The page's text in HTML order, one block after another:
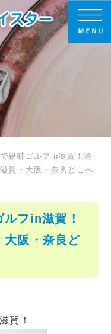
親睦ゴルフin滋賀！遊
賀・大阪・奈良どこへ
フin滋賀！
大阪・奈良ど
賀！